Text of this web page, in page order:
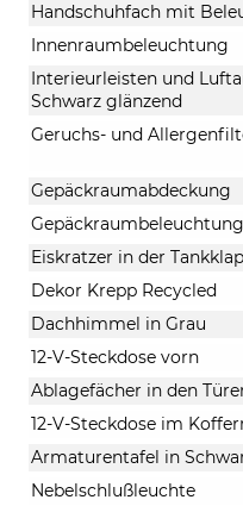
Handschuhfach mit
Innenraumbeleuchtung
Interieurleisten und
Schwarz glänzend
Geruchs- und
Gepäckraumabdeckung
Gepäckraumbeleuchtung
Eiskratzer in der
Dekor Krepp Recycled
Dachhimmel in Grau
12-V-Steckdose vorn
Ablagefächer in den
12-V-Steckdose im
Armaturentafel in
Nebelschlußleuchte